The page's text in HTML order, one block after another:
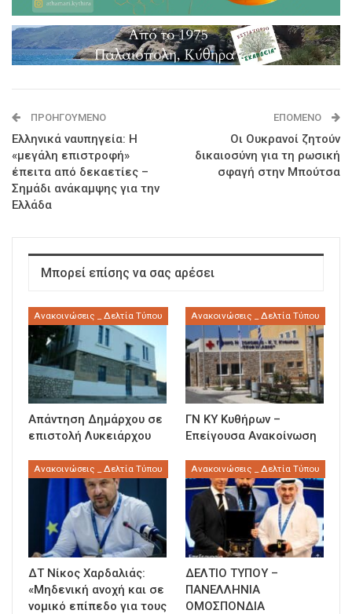
ΠΡΟΗΓΟΎΜΕΝΟ
Ελληνικά ναυπηγεία: Η
«μεγάλη επιστροφή»
έπειτα από δεκαετίες –
Σημάδι ανάκαμψης για την
Ελλάδα
ΕΠΌΜΕΝΟ
Οι Ουκρανοί ζητούν
δικαιοσύνη για τη ρωσική
σφαγή στην Μπούτσα
Μπορεί επίσης να σας αρέσει
Ανακοινώσεις _ Δελτία Τύπου
Απάντηση Δημάρχου σε
επιστολή Λυκειάρχου
Ανακοινώσεις _ Δελτία Τύπου
ΓΝ ΚΥ Κυθήρων –
Επείγουσα Ανακοίνωση
Ανακοινώσεις _ Δελτία Τύπου
ΔΤ Νίκος Χαρδαλιάς:
«Μηδενική ανοχή και σε
νομικό επίπεδο για τους
Ανακοινώσεις _ Δελτία Τύπου
ΔΕΛΤΙΟ ΤΥΠΟΥ –
ΠΑΝΕΛΛΗΝΙΑ
ΟΜΟΣΠΟΝΔΙΑ